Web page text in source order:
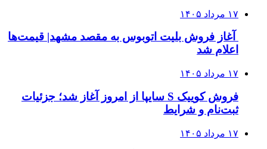
۱۷ مرداد ۱۴۰۵
آغاز فروش بلیت اتوبوس به مقصد مشهد| قیمت‌ها
اعلام شد
۱۷ مرداد ۱۴۰۵
فروش کوییک S سایپا از امروز آغاز شد؛ جزئیات
ثبت‌نام و شرایط
۱۷ مرداد ۱۴۰۵